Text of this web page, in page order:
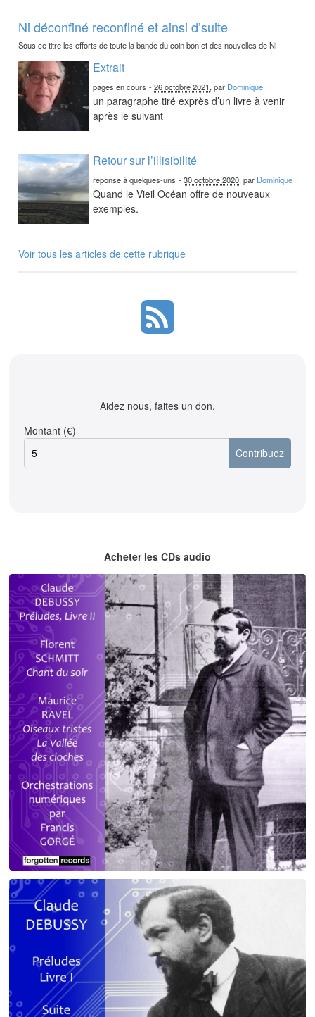
Ni déconfiné reconfiné et ainsi d’suite
Sous ce titre les efforts de toute la bande du coin bon et des nouvelles de Ni
Extrait
pages en cours -26 octobre 2021, par Dominique
un paragraphe tiré exprès d’un livre à venir
après le suivant
Retour sur l’illisibilité
réponse à quelques-uns -30 octobre 2020, par Dominique
Quand le Vieil Océan offre de nouveaux
exemples.
Voir tous les articles de cette rubrique
Aidez nous, faites un don.
Montant (€)
Acheter les CDs audio
Debussy - Schmitt - Ravel
orchestrations numériques par Francis Gorgé